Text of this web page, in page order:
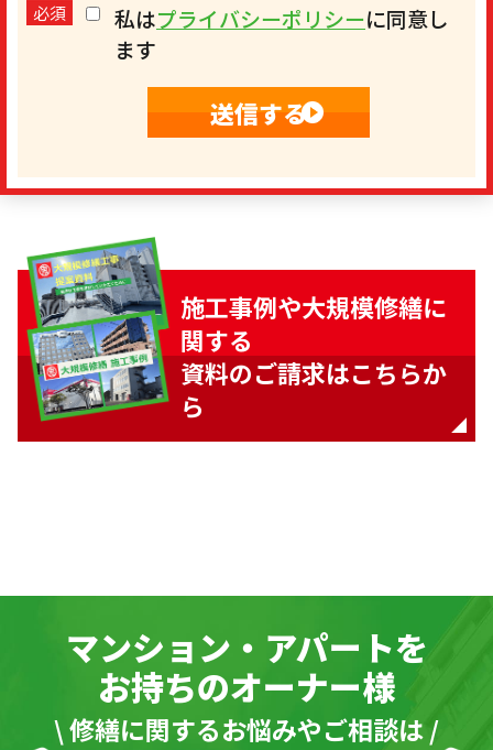
必須 私はプライバシーポリシーに同意し
ます
施工事例や大規模修繕に
関する
資料のご請求はこちらか
ら
マンション・アパートを
お持ちのオーナー様
\ 修繕に関するお悩みやご相談は /